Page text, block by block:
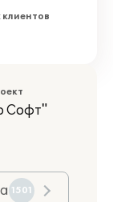
Софт"
1501